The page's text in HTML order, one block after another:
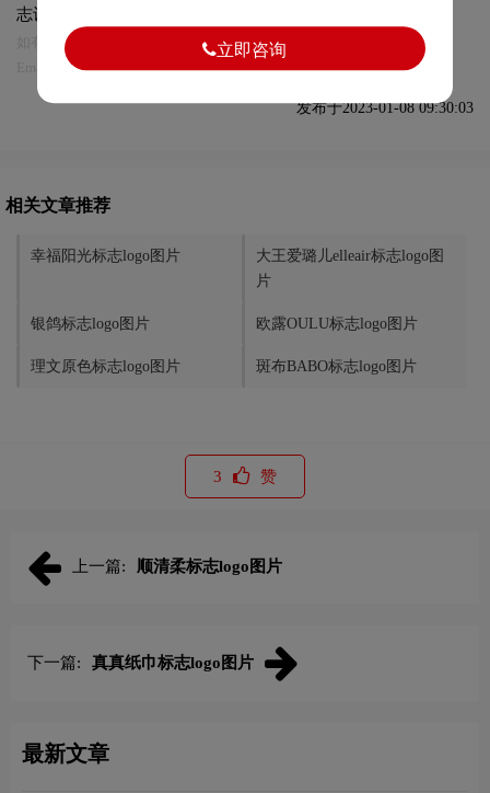
志设计及本链接!
如有内容侵犯您的合法权益，请及时与我们联系
Email:75696531@qq.com，我们将第一时间安排删除。
发布于2023-01-08 09:30:03
相关文章推荐
幸福阳光标志logo图片
大王爱璐儿elleair标志logo图
片
银鸽标志logo图片 欧露OULU标志logo图片
理文原色标志logo图片 斑布BABO标志logo图片
3 赞
上一篇: 顺清柔标志logo图片
下一篇: 真真纸巾标志logo图片
最新文章
立即咨询